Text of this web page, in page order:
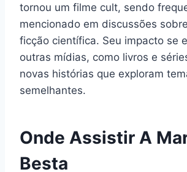
tornou um filme cult, sendo
mencionado em discussões
ficção científica. Seu impacto se
outras mídias, como livros e
novas histórias que exploram
semelhantes.
Onde Assistir A
Besta